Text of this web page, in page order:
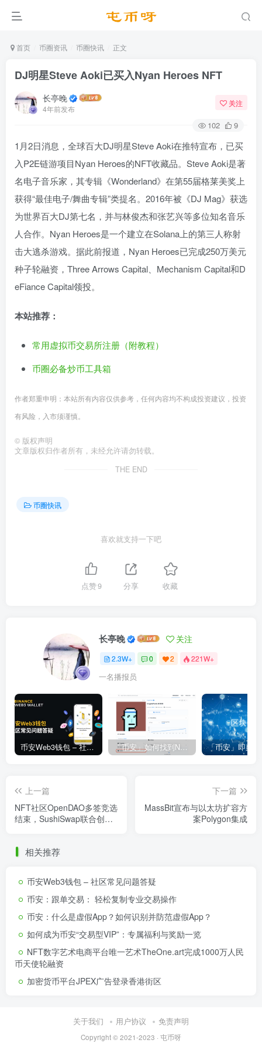
首页 币圈资讯 币圈快讯 正文
DJ明星Steve Aoki已买入Nyan Heroes NFT
长亭晚
4年前发布
关注
102 9
1月2日消息，全球百大DJ明星Steve Aoki在推特宣布，已买
入P2E链游项目Nyan Heroes的NFT收藏品。Steve Aoki是著
名电子音乐家，其专辑《Wonderland》在第55届格莱美奖上
获得“最佳电子/舞曲专辑”类提名。2016年被《DJ Mag》获选
为世界百大DJ第七名，并与林俊杰和张艺兴等多位知名音乐
人合作。Nyan Heroes是一个建立在Solana上的第三人称射
击大逃杀游戏。据此前报道，Nyan Heroes已完成250万美元
种子轮融资，Three Arrows Capital、Mechanism Capital和D
eFiance Capital领投。
本站推荐：
常用虚拟币交易所注册（附教程）
币圈必备炒币工具箱
作者郑重申明：本站所有内容仅供参考，任何内容均不构成投资建议，投资
有风险，入市须谨慎。
© 版权声明
文章版权归作者所有，未经允许请勿转载。
THE END
币圈快讯
喜欢就支持一下吧
点赞9 分享 收藏
长亭晚 关注
2.3W+ 0 2 221W+
一名播报员
币安Web3钱包 – 社区常见问题答疑 「币安」如何找到NFT合约地址？
上一篇
NFT社区OpenDAO多签竞选
结束，SushiSwap联合创始
下一篇
MassBit宣布与以太坊扩容方
案Polygon集成
相关推荐
币安Web3钱包 – 社区常见问题答疑
币安：跟单交易： 轻松复制专业交易操作
币安：什么是虚假App？如何识别并防范虚假App？
如何成为币安“交易型VIP”：专属福利与奖励一览
NFT数字艺术电商平台唯一艺术TheOne.art完成1000万人民
币天使轮融资
加密货币平台JPEX广告登录香港街区
关于我们 用户协议 免责声明
Copyright © 2021-2023 · 屯币呀